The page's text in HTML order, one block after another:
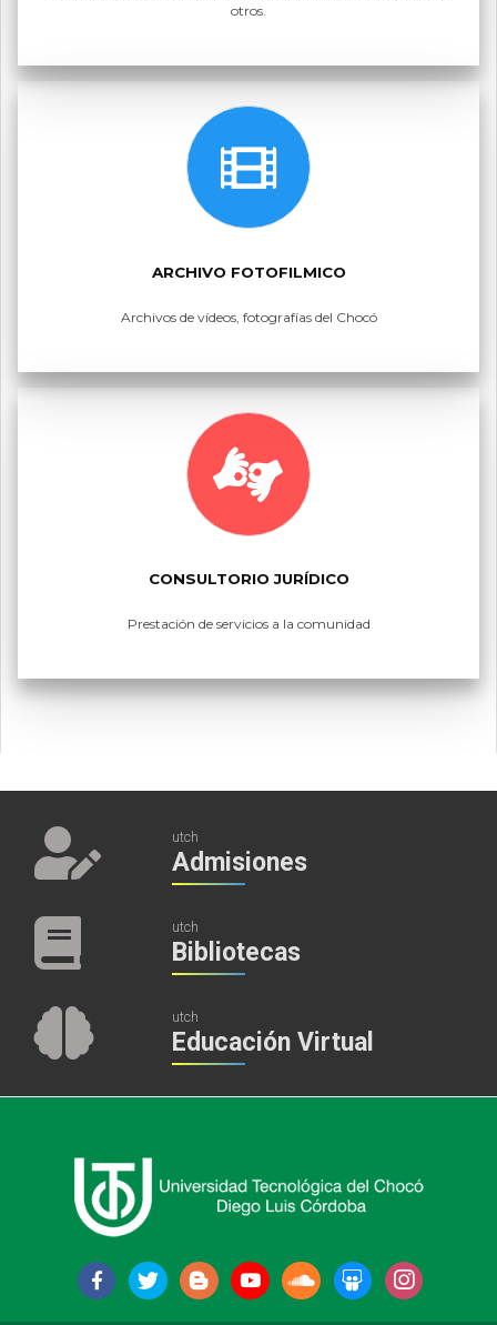
otros.
ARCHIVO FOTOFILMICO
Archivos de vídeos, fotografías del Chocó
CONSULTORIO JURÍDICO
Prestación de servicios a la comunidad
utch
Admisiones
utch
Bibliotecas
utch
Educación Virtual